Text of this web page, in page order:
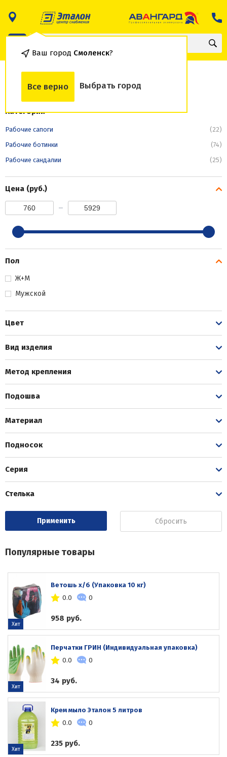
Ваш город Смоленск?
Все верно Выбрать город
Рабочие сапоги
Категории
Рабочие сапоги
(22)
Рабочие ботинки
(74)
Рабочие сандалии
(25)
Цена (руб.)
Пол
Ж+М
Мужской
Цвет
Вид изделия
Метод крепления
Подошва
Материал
Подносок
Серия
Стелька
Сбросить
Популярные товары
Ветошь х/б (Упаковка 10 кг)
0.0
0
958 руб.
Хит
Перчатки ГРИН (Индивидуальная упаковка)
0.0
0
34 руб.
Хит
Крем мыло Эталон 5 литров
0.0
0
235 руб.
Хит